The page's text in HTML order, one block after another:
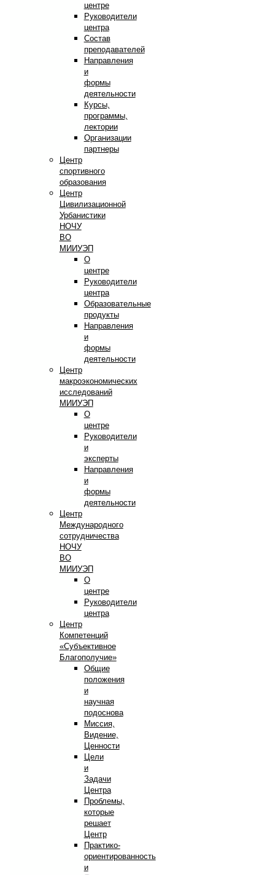
центре
Руководители
центра
Состав
преподавателей
Направления
и
формы
деятельности
Курсы,
программы,
лектории
Организации
партнеры
Центр
спортивного
образования
Центр
Цивилизационной
Урбанистики
НОЧУ
ВО
МИИУЭП
О
центре
Руководители
центра
Образовательные
продукты
Направления
и
формы
деятельности
Центр
макроэкономических
исследований
МИИУЭП
О
центре
Руководители
и
эксперты
Направления
и
формы
деятельности
Центр
Международного
сотрудничества
НОЧУ
ВО
МИИУЭП
О
центре
Руководители
центра
Центр
Компетенций
«Субъективное
Благополучие»
Общие
положения
и
научная
подоснова
Миссия,
Видение,
Ценности
Цели
и
Задачи
Центра
Проблемы,
которые
решает
Центр
Практико-
ориентированность
и